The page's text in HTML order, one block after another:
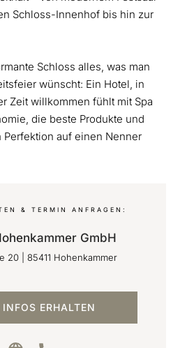
Schloss-Innenhof bis hin zur
Schloss alles, was man
wünscht: Ein Hotel, in
Zeit willkommen fühlt mit Spa
die beste Produkte und
auf einen Nenner
& TERMIN ANFRAGEN:
GmbH
20 85411 Hohenkammer
ERHALTEN